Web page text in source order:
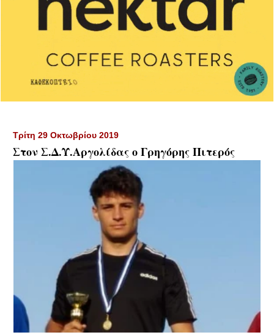
Τρίτη 29 Οκτωβρίου 2019
Στον Σ.Δ.Υ.Αργολίδας ο Γρηγόρης Πιτερός